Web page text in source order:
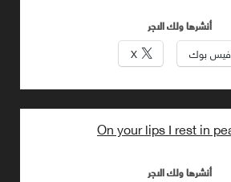
أنشرها ولك الاجر
فيس بوك X
أنشرها ولك الاجر